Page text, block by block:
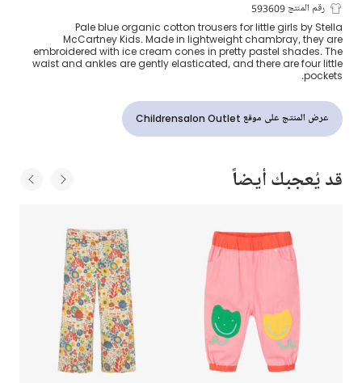
بنطلون شامبراي لون أزرق للبنات
رقم المنتج 593609
Pale blue organic cotton trousers for little girls by Stella
McCartney Kids. Made in lightweight chambray, they are
embroidered with ice cream cones in pretty pastel shades. The
waist and ankles are gently elasticated, and there are four little
pockets.
عرض المنتج على موقع Childrensalon Outlet
قد يُعجبك أيضاً